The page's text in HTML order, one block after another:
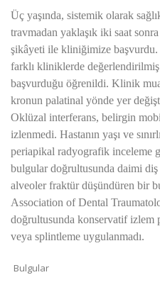
Üç yaşında, sistemik olarak
travmadan yaklaşık iki saat
şikâyeti ile kliniğimize başvurdu.
farklı kliniklerde
başvurduğu öğrenildi. Klinik
kronun palatinal yönde yer
Oklüzal interferans, belirgin
izlenmedi. Hastanın yaşı ve
periapikal radyografik inceleme
bulgular doğrultusunda daimi
alveoler fraktür düşündüren bir
Association of Dental
doğrultusunda konservatif izlem
veya splintleme uygulanmadı.
Bulgular